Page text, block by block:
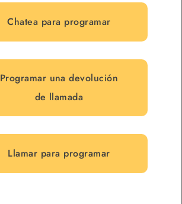
Chatea para programar
Programar una devolución
de llamada
Llamar para programar